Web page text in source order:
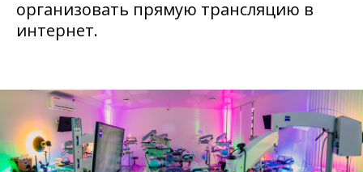
организовать прямую трансляцию в
интернет.